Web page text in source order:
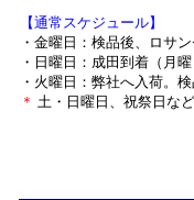
【通常スケジュール】
・金曜日：検品後、ロサ
・日曜日：成田到着（月
・火曜日：弊社へ入荷。
＊ 土・日曜日、祝祭日な